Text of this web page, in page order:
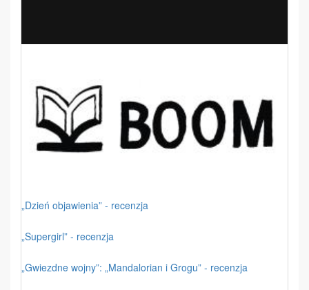
„Dzień objawienia” - recenzja
„Supergirl” - recenzja
„Gwiezdne wojny”: „Mandalorian i Grogu” - recenzja